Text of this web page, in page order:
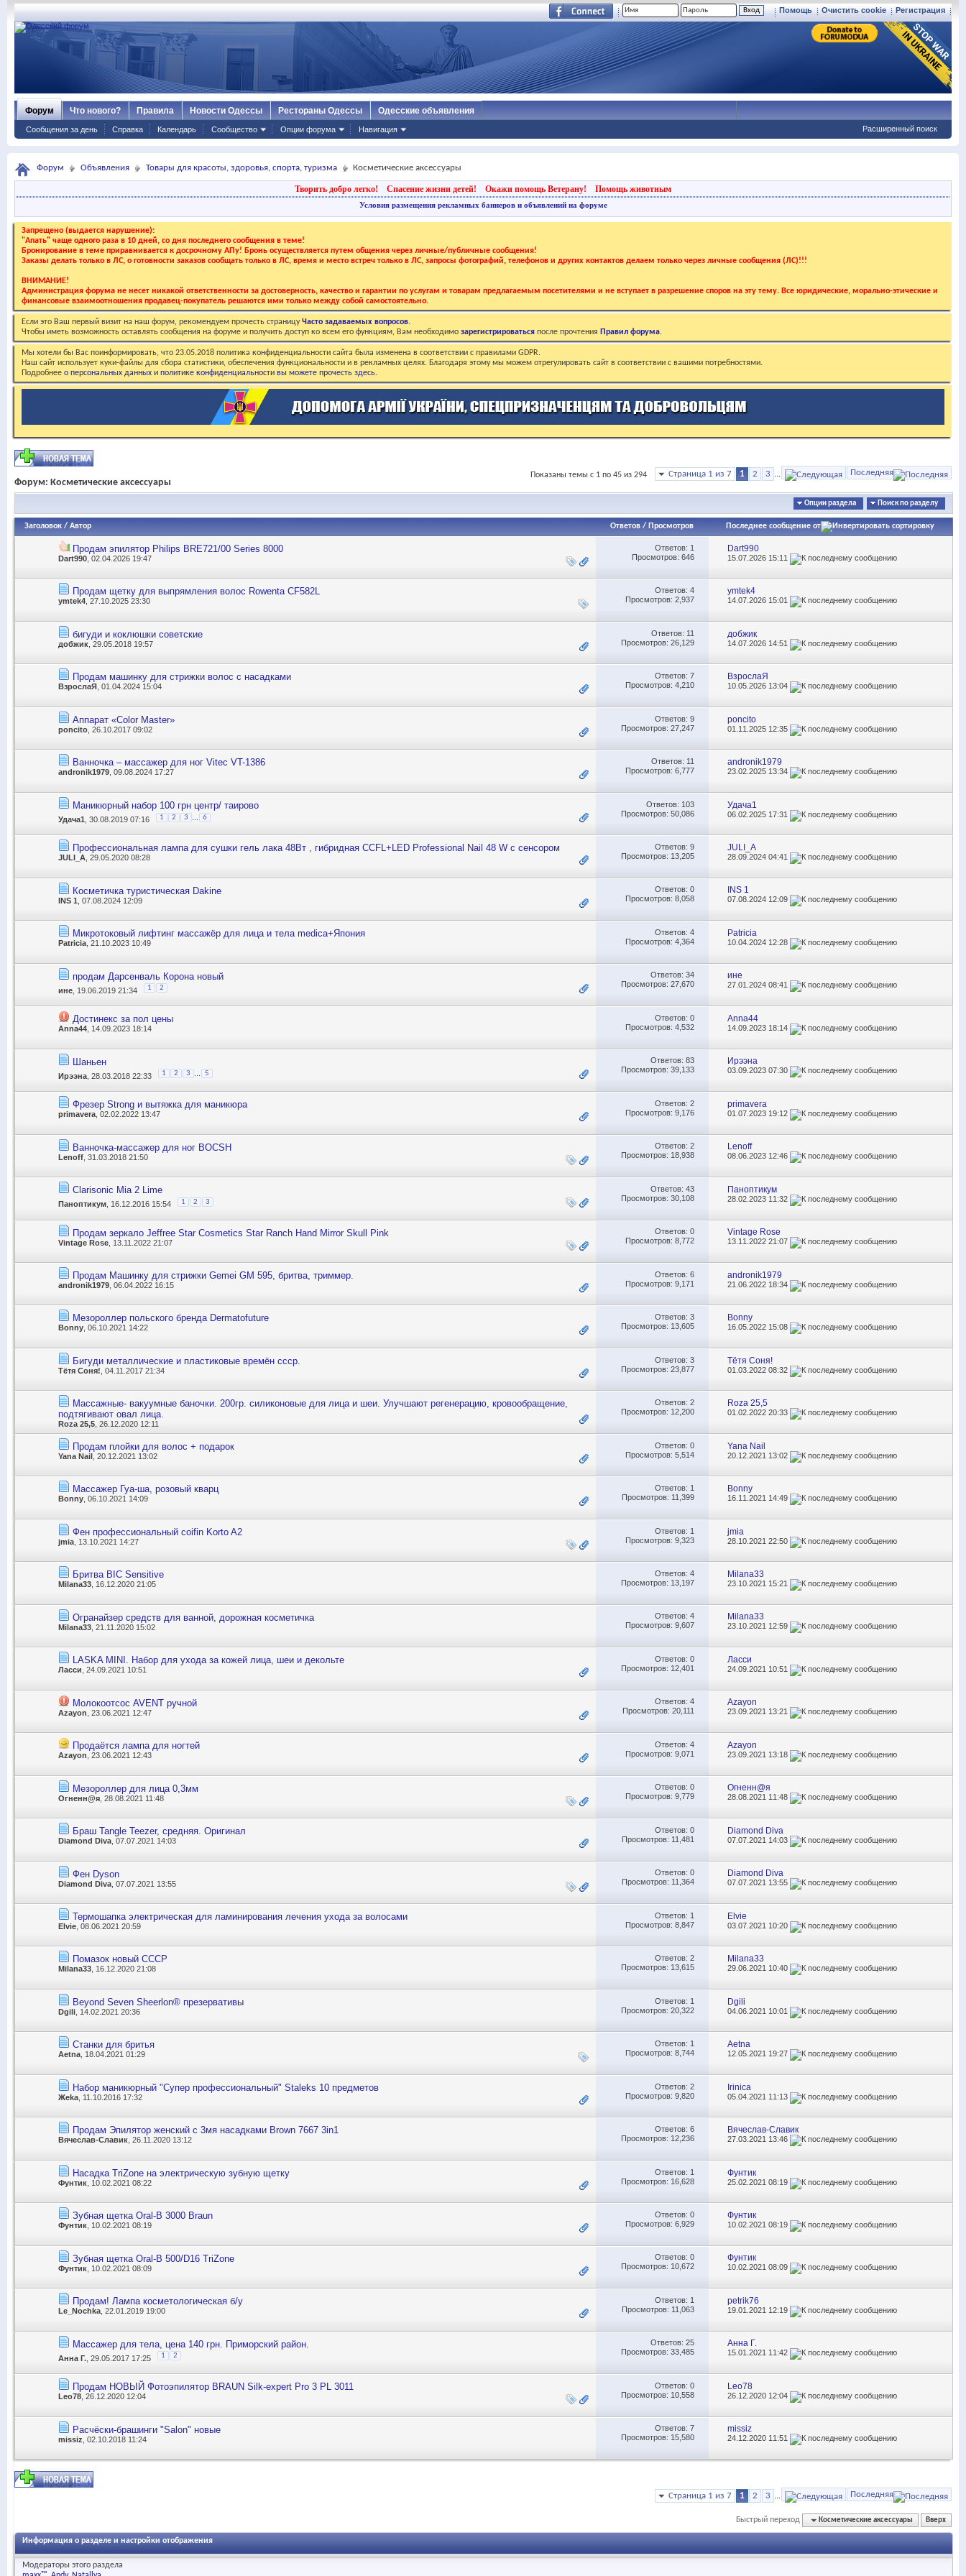
Регистрация
Очистить cookie
Помощь
Форум
Сообщения за день Справка Календарь Сообщество Опции форума Навигация
Что нового? Правила Новости Одессы Рестораны Одессы Одесские объявления
Расширенный поиск
Форум Объявления Товары для красоты, здоровья, спорта, туризма Косметические аксессуары
Творить добро легко! Спасение жизни детей! Окажи помощь Ветерану! Помощь животным
Условия размещения рекламных баннеров и объявлений на форуме
Запрещено (выдается нарушение):
"Апать" чаще одного раза в 10 дней, со дня последнего сообщения в теме!
Бронирование в теме приравнивается к досрочному АПу! Бронь осуществляется путем общения через личные/публичные сообщения!
Заказы делать только в ЛС, о готовности заказов сообщать только в ЛС, время и место встреч только в ЛС, запросы фотографий, телефонов и других контактов делаем только через личные сообщения (ЛС)!!!
ВНИМАНИЕ!
Администрация форума не несет никакой ответственности за достоверность, качество и гарантии по услугам и товарам предлагаемым посетителями и не вступает в разрешение споров на эту тему. Все юридические, морально-этические и
финансовые взаимоотношения продавец-покупатель решаются ими только между собой самостоятельно.
Если это Ваш первый визит на наш форум, рекомендуем прочесть страницуЧасто задаваемых вопросов.
Чтобы иметь возможность оставлять сообщения на форуме и получить доступ ко всем его функциям, Вам необходимо зарегистрироваться после прочтения Правил форума.
Мы хотели бы Вас поинформировать, что 23.05.2018 политика конфиденциальности сайта была изменена в соответствии с правилами GDPR.
Наш сайт использует куки-файлы для сбора статистики, обеспечения функциональности и в рекламных целях. Благодаря этому мы можем отрегулировать сайт в соответствии с вашими потребностями.
Подробнее о персональных данных и политике конфиденциальности вы можете прочесть здесь.
Страница 1 из 7 1 2 3 ... Последняя
Показаны темы с 1 по 45 из 294
Форум: Косметические аксессуары
Опции раздела Поиск по разделу
Заголовок / Автор Ответов/ Просмотров Последнее сообщение от
Продам эпилятор Philips BRE721/00 Series 8000
Dart990 , 02.04.2026 19:47
Ответов: 1
Просмотров: 646
Dart990
15.07.2026 15:11
Продам щетку для выпрямления волос Rowenta CF582L
ymtek4, 27.10.2025 23:30
Ответов: 4
Просмотров: 2,937
ymtek4
14.07.2026 15:01
бигуди и коклюшки советские
добжик , 29.05.2018 19:57
Ответов: 11
Просмотров: 26,129
добжик
14.07.2026 14:51
Продам машинку для стрижки волос с насадками
ВзрослаЯ , 01.04.2024 15:04
Ответов: 7
Просмотров: 4,210
ВзрослаЯ
10.05.2026 13:04
Аппарат «Color Master»
poncito , 26.10.2017 09:02
Ответов: 9
Просмотров: 27,247
poncito
01.11.2025 12:35
Ванночка – массажер для ног Vitec VT-1386
andronik1979 , 09.08.2024 17:27
Ответов: 11
Просмотров: 6,777
andronik1979
23.02.2025 13:34
Маникюрный набор 100 грн центр/ таирово
Удача1 , 30.08.2019 07:16 1 2 3 6
Ответов: 103
Просмотров: 50,086
Удача1
06.02.2025 17:31
Профессиональная лампа для сушки гель лака 48Вт , гибридная CCFL+LED Professional Nail 48 W с сенсором
JULI_A , 29.05.2020 08:28
Ответов: 9
Просмотров: 13,205
JULI_A
28.09.202404:41
Косметичка туристическая Dakine
INS 1 , 07.08.2024 12:09
Ответов: 0
Просмотров: 8,058
INS 1
07.08.202412:09
Микротоковый лифтинг массажёр для лица и тела medica+Япония
Patricia , 21.10.2023 10:49
Ответов: 4
Просмотров: 4,364
Patricia
10.04.2024 12:28
продам Дарсенваль Корона новый
ине , 19.06.2019 21:34 1 2
Ответов: 34
Просмотров: 27,670
ине
27.01.202408:41
Достинекс за пол цены
Anna44 , 14.09.2023 18:14
Ответов: 0
Просмотров: 4,532
Anna44
14.09.2023 18:14
Шаньен
Ирээна , 28.03.2018 22:33 1 2 3 5
Ответов: 83
Просмотров: 39,133
Ирээна
03.09.202307:30
Фрезер Strong и вытяжка для маникюра
primavera , 02.02.2022 13:47
Ответов: 2
Просмотров: 9,176
primavera
01.07.2023 19:12
Ванночка-массажер для ног BOCSH
Lenoff , 31.03.2018 21:50
Ответов: 2
Просмотров: 18,938
Lenoff
08.06.2023 12:46
Clarisonic Mia 2 Lime
Паноптикум , 16.12.2016 15:54 1 2 3
Ответов: 43
Просмотров: 30,108
Паноптикум
28.02.2023 11:32
Продам зеркало Jeffree Star Cosmetics Star Ranch Hand Mirror Skull Pink
Vintage Rose , 13.11.2022 21:07
Ответов: 0
Просмотров: 8,772
Vintage Rose
13.11.202221:07
Продам Машинку для стрижки Gemei GM 595, бритва, триммер.
andronik1979 , 06.04.2022 16:15
Ответов: 6
Просмотров: 9,171
andronik1979
21.06.2022 18:34
Мезороллер польского бренда Dermatofuture
Bonny, 06.10.2021 14:22
Ответов: 3
Просмотров: 13,605
Bonny
16.05.2022 15:08
Бигуди металлические и пластиковые времён ссср.
Тётя Соня! , 04.11.2017 21:34
Ответов: 3
Просмотров: 23,877
Тётя Соня!
01.03.202208:32
Массажные- вакуумные баночки. 200гр. силиконовые для лица и шеи. Улучшают регенерацию, кровообращение,
подтягивают овал лица.
Roza 25,5 , 26.12.2020 12:11
Ответов: 2
Просмотров: 12,200
Roza 25,5
01.02.202220:33
Продам плойки для волос + подарок
Yana Nail , 20.12.2021 13:02
Ответов: 0
Просмотров: 5,514
Yana Nail
20.12.2021 13:02
Массажер Гуа-ша, розовый кварц
Bonny , 06.10.2021 14:09
Ответов: 1
Просмотров: 11,399
Bonny
16.11.2021 14:49
Фен профессиональный coifin Korto A2
jmia , 13.10.2021 14:27
Ответов: 1
Просмотров: 9,323
jmia
28.10.202122:50
Бритва BIC Sensitive
Milana33 , 16.12.2020 21:05
Ответов: 4
Просмотров: 13,197
Milana33
23.10.2021 15:21
Огранайзер средств для ванной, дорожная косметичка
Milana33 , 21.11.2020 15:02
Ответов: 4
Просмотров: 9,607
Milana33
23.10.202112:59
LASKA MINI. Набор для ухода за кожей лица, шеи и декольте
Ласси , 24.09.2021 10:51
Ответов: 0
Просмотров: 12,401
Ласси
24.09.2021 10:51
Молокоотсос AVENT ручной
Azayon , 23.06.2021 12:47
Ответов: 4
Просмотров: 20,111
Azayon
23.09.2021 13:21
Продаётся лампа для ногтей
Azayon , 23.06.2021 12:43
Ответов: 4
Просмотров: 9,071
Azayon
23.09.2021 13:18
Мезороллер для лица 0,3мм
Огненн@я , 28.08.2021 11:48
Ответов: 0
Просмотров: 9,779
Огненн@я
28.08.2021 11:48
Браш Tangle Teezer, средняя. Оригинал
Diamond Diva , 07.07.2021 14:03
Ответов: 0
Просмотров: 11,481
Diamond Diva
07.07.2021 14:03
Фен Dyson
Diamond Diva , 07.07.2021 13:55
Ответов: 0
Просмотров: 11,364
Diamond Diva
07.07.2021 13:55
Термошапка электрическая для ламинирования лечения ухода за волосами
Elvie , 08.06.2021 20:59
Ответов: 1
Просмотров: 8,847
Elvie
03.07.2021 10:20
Помазок новый СССР
Milana33, 16.12.2020 21:08
Ответов: 2
Просмотров: 13,615
Milana33
29.06.2021 10:40
Beyond Seven Sheerlon® презервативы
Dgili , 14.02.2021 20:36
Ответов: 1
Просмотров: 20,322
Dgili
04.06.2021 10:01
Станки для бритья
Aetna, 18.04.2021 01:29
Ответов: 1
Просмотров: 8,744
Aetna
12.05.2021 19:27
Набор маникюрный "Супер профессиональный" Staleks 10 предметов
Жeka , 11.10.2016 17:32
Ответов: 2
Просмотров: 9,820
Irinica
05.04.2021 11:13
Продам Эпилятор женский c 3мя насадками Brown 7667 3in1
Вячеслав-Славик , 26.11.2020 13:12
Ответов: 6
Просмотров: 12,236
Вячеслав-Славик
27.03.2021 13:46
Насадка TriZone на электрическую зубную щетку
Фунтик , 10.02.2021 08:22
Ответов: 1
Просмотров: 16,628
Фунтик
25.02.202108:19
Зубная щетка Oral-B 3000 Braun
Фунтик , 10.02.2021 08:19
Ответов: 0
Просмотров: 6,929
Фунтик
10.02.202108:19
Зубная щетка Oral-B 500/D16 TriZone
Фунтик , 10.02.2021 08:09
Ответов: 0
Просмотров: 10,672
Фунтик
10.02.202108:09
Продам! Лампа косметологическая б/у
Le_Nochka , 22.01.2019 19:00
Ответов: 1
Просмотров: 11,063
petrik76
19.01.2021 12:19
Массажер для тела, цена 140 грн. Приморский район.
Анна Г. , 29.05.2017 17:25 1 2
Ответов: 25
Просмотров: 33,485
Анна Г.
15.01.202111:42
Продам НОВЫЙ Фотоэпилятор BRAUN Silk-expert Pro 3 PL 3011
Leo78 , 26.12.2020 12:04
Ответов: 0
Просмотров: 10,558
Leo78
26.12.2020 12:04
Расчёски-брашинги "Salon" новые
missiz , 02.10.2018 11:24
Ответов: 7
Просмотров: 15,580
missiz
24.12.2020 11:51
Страница 1 из 7 1 2 3 ... Последняя
Быстрый переход Косметические аксессуары Вверх
Информация о разделе и настройки отображения
Модераторы этого раздела